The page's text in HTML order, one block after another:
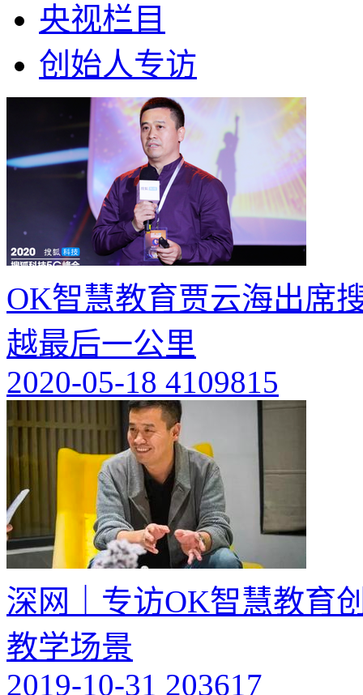
央视栏目
创始人专访
OK智慧教育贾云海出席
越最后一公里
2020-05-18 4109815
深网｜专访OK智慧教育
教学场景
2019-10-31 203617